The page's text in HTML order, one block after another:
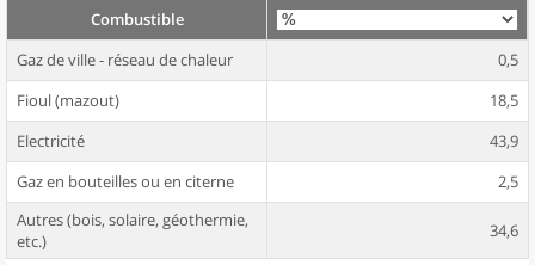
Combustible
Gaz de ville - réseau de chaleur
0,5
Fioul (mazout)
18,5
Electricité
43,9
Gaz en bouteilles ou en citerne
2,5
Autres (bois, solaire, géothermie,
etc.)
34,6